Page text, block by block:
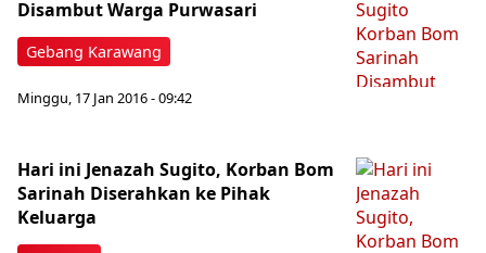
Gebang Karawang
Disambut Warga Purwasari
Minggu, 17 Jan 2016 - 09:42
Hari ini Jenazah Sugito, Korban Bom
Sarinah Diserahkan ke Pihak
Keluarga